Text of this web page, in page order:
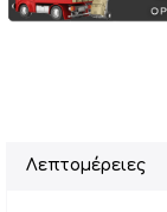
Λεπτομέρειες